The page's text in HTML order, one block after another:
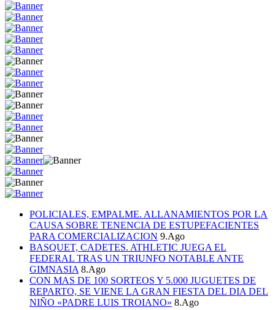
POLICIALES, EMPALME. ALLANAMIENTOS POR LA
CAUSA SOBRE TENENCIA DE ESTUPEFACIENTES
PARA COMERCIALIZACION 9.Ago
BASQUET, CADETES. ATHLETIC JUEGA EL
FEDERAL TRAS UN TRIUNFO NOTABLE ANTE
GIMNASIA 8.Ago
CON MAS DE 100 SORTEOS Y 5.000 JUGUETES DE
REPARTO, SE VIENE LA GRAN FIESTA DEL DIA DEL
NIÑO «PADRE LUIS TROIANO» 8.Ago